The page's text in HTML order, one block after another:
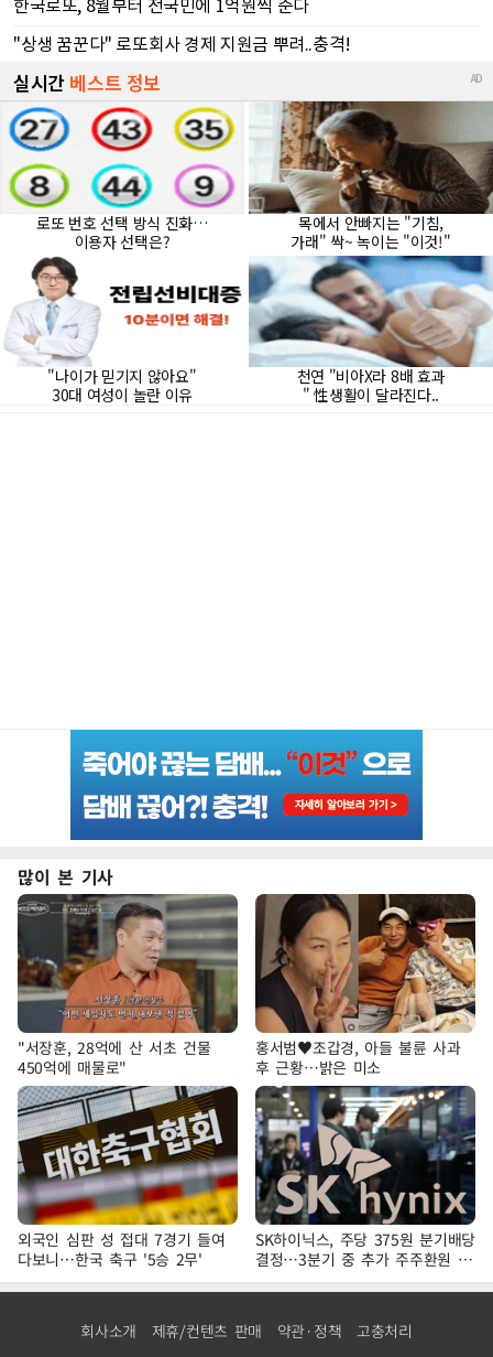
많이 본 기사
"서장훈, 28억에 산 서초 건물
450억에 매물로"
홍서범♥조갑경, 아들 불륜 사과
후 근황…밝은 미소
외국인 심판 성 접대 7경기 들여
다보니…한국 축구 '5승 2무'
SK하이닉스, 주당 375원 분기배당
결정…3분기 중 추가 주주환원 발
표
회사소개 제휴/컨텐츠 판매 약관·정책 고충처리